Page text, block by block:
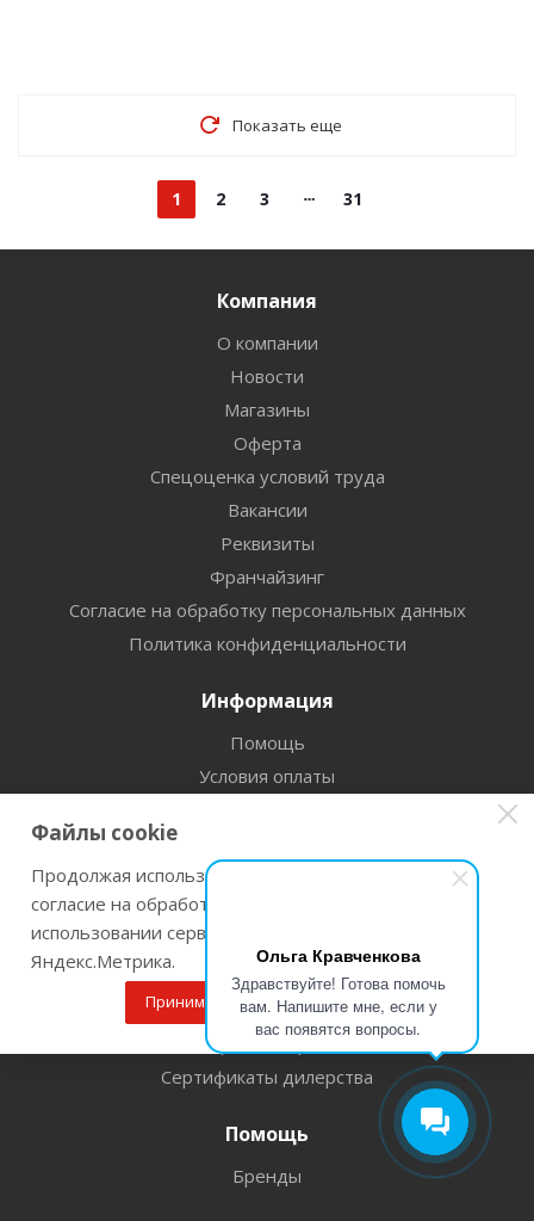
Ольга Кравченкова
Здравствуйте! Готова помочь
вам. Напишите мне, если у
вас появятся вопросы.
Показать еще
1 2 3 31
Компания
О компании
Новости
Магазины
Оферта
Спецоценка условий труда
Вакансии
Реквизиты
Франчайзинг
Согласие на обработку персональных данных
Политика конфиденциальности
Информация
Помощь
Условия оплаты
Прокат Инструмента
Гарантия на товар
Условия возврата
Корпоративный отдел
Оптовый отдел
Оружие, рыболов
Рассрочка и кредит
Сертификаты дилерства
Помощь
Бренды
Файлы cookie
Продолжая использовать наш сайт Вы даете
согласие на обработку файлов cookie и
использовании сервисов веб-аналитики
Яндекс.Метрика.
Принимаю Подробнее